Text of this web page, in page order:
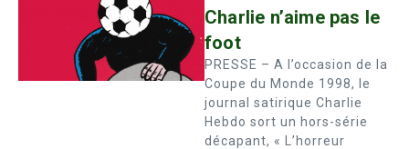
Charlie n’aime pas le
foot
PRESSE – A l’occasion de la
Coupe du Monde 1998, le
journal satirique Charlie
Hebdo sort un hors-série
décapant, « L’horreur